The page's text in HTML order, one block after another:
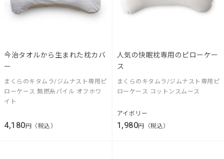
今治タオルから生まれた枕カバ
ー
まくらのキタムラ/ジムナスト専用ピ
ローケース 無撚糸パイル オフホワ
イト
4,180 円（税込）
人気の快眠枕専用のピローケー
ス
まくらのキタムラ/ジムナスト専用ピ
ローケース コットンスムース
アイボリー
1,980円（税込）